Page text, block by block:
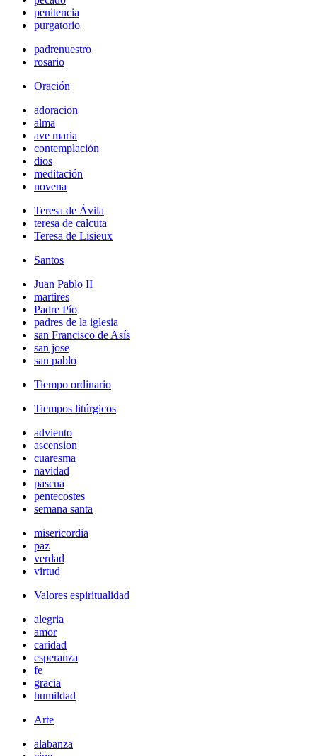
penitencia
purgatorio
padrenuestro
rosario
Oración
adoracion
alma
ave maria
contemplación
dios
meditación
novena
Teresa de Ávila
teresa de calcuta
Teresa de Lisieux
Santos
Juan Pablo II
martires
Padre Pío
padres de la iglesia
san Francisco de Asís
san jose
san pablo
Tiempo ordinario
Tiempos litúrgicos
adviento
ascension
cuaresma
navidad
pascua
pentecostes
semana santa
misericordia
paz
verdad
virtud
Valores espiritualidad
alegria
amor
caridad
esperanza
fe
gracia
humildad
Arte
alabanza